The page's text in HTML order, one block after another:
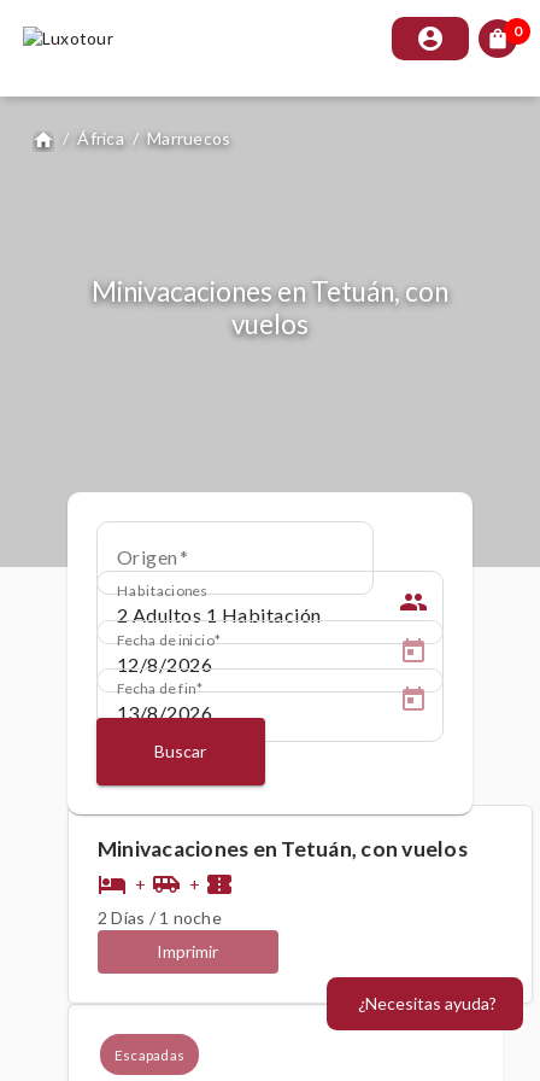
account_circle shopping_bag 0
home / África / Marruecos
Minivacaciones en Tetuán, con
vuelos
Origen
Habitaciones people
Fecha de inicio
Fecha de fin
Buscar
Escapadas
Minivacaciones en Tetuán, con vuelos
hotel + airport_shuttle + confirmation_number
2 Días / 1 noche
Imprimir
¿Necesitas ayuda?